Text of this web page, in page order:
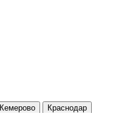
Кемерово
Краснодар